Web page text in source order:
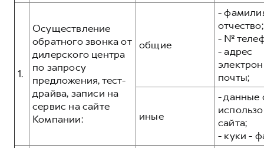
АКСЕССУАРЫ HAVAL
Автомобильные аксессуары
Коллекция PRO
Коллекция Базовая
Коллекция Детская
Коллекция PRO
Коллекция Базовая
Коллекция Детская
1.
Осуществление
обратного звонка от
дилерского центра
по запросу
предложения, тест-
драйва, записи на
сервис на сайте
Компании:
общие
-
отчество;
- №
- адрес
почты;
иные
- данные
сайта;
- куки -